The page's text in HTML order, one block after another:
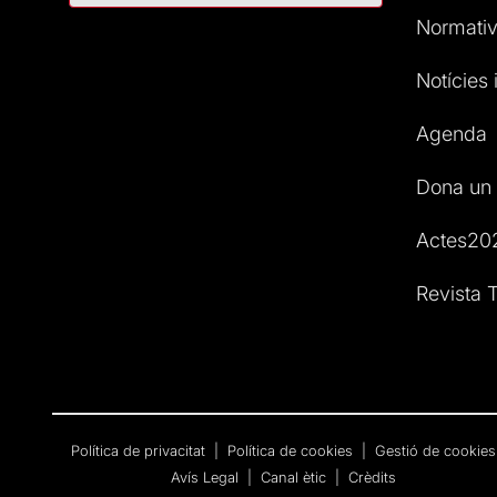
Notícies
Agenda
Dona
Revista
Política de privacitat Política de cookies
Gestió de cookies
Avís Legal
Canal ètic Crèdits